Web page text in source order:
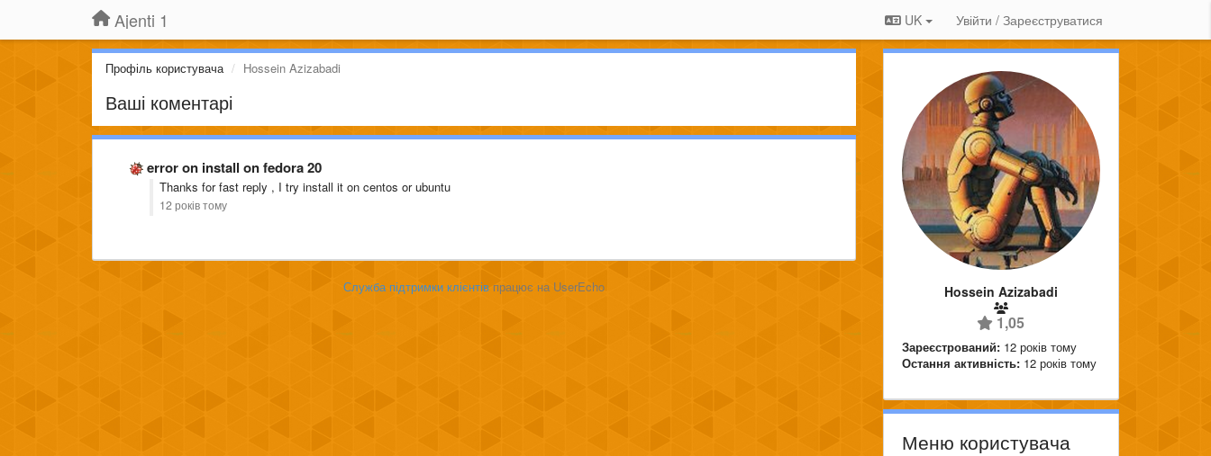
Ajenti 1 UK Увійти / Зареєструватися
Профіль користувача Hossein Azizabadi
Ваші коментарі
error on install on fedora 20
Thanks for fast reply , I try install it on centos or ubuntu
12 років тому
Служба підтримки клієнтівпрацює на UserEcho Hossein Azizabadi
1,05
Зареєстрований: 12 років тому
Остання активність: 12 років тому
Меню користувача